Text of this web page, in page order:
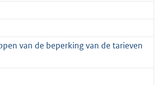
van de beperking van de tarieven